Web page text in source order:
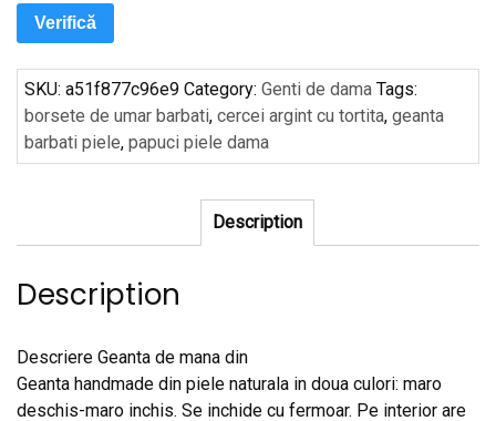
Verifică
SKU: a51f877c96e9 Category: Genti de dama Tags:
borsete de umar barbati, cercei argint cu tortita, geanta
barbati piele, papuci piele dama
Description
Description
Descriere Geanta de mana din
Geanta handmade din piele naturala in doua culori: maro
deschis-maro inchis. Se inchide cu fermoar. Pe interior are